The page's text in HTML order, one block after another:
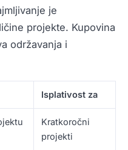
je
projekte. Kupovina
održavanja i
Isplativost za
Kratkoročni
projekti